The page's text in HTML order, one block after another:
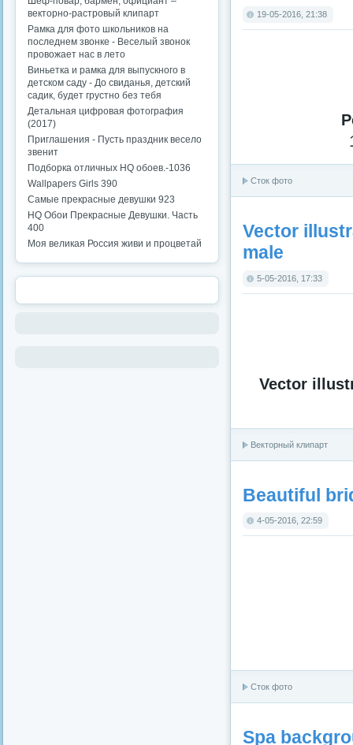
19-05-2016, 21:38
Сток фото
Vector
male
5-05-2016, 17:33
Vector
Векторный клипарт
Beautiful
4-05-2016, 22:59
Сток фото
Spa
векторно-растровый клипарт
Рамка для фото школьников на
последнем звонке - Веселый звонок
провожает нас в лето
Виньетка и рамка для выпускного в
детском саду - До свиданья, детский
садик, будет грустно без тебя
Детальная цифровая фотография
(2017)
Приглашения - Пусть праздник весело
звенит
Подборка отличных HQ обоев.-1036
Wallpapers Girls 390
Самые прекрасные девушки 923
HQ Обои Прекрасные Девушки. Часть
400
Моя великая Россия живи и процветай